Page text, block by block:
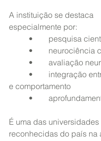
A instituição se destaca
especialmente por:
•	pesquisa
•	neurociência
•	avaliação
e comportamento
•
É uma das universidades
reconhecidas do país na